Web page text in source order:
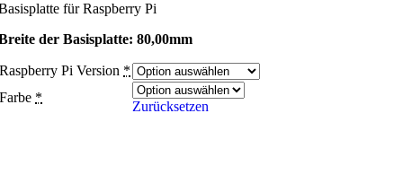
für Raspberry Pi
der Basisplatte: 80,00mm
Raspberry Pi Version *
Farbe *
Zurücksetzen